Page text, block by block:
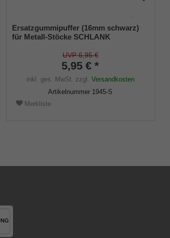
Ersatzgummipuffer (16mm schwarz)
für Metall-Stöcke SCHLANK
Metalleinlage (VE 1 Stück)
UVP 6,95 €
5,95 € *
inkl. ges. MwSt. zzgl. Versandkosten
Artikelnummer 1945-S
Merkliste